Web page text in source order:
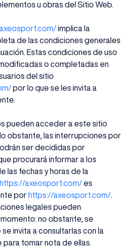
u obras del Sitio Web.
implica la
de las condiciones generales
Estas condiciones de uso
o completadas en
del sitio
por lo que se les invita a
pueden acceder a este sitio
obstante, las interrupciones por
ser decididas por
que procurará informar a los
las fechas y horas de la
https://axeosport.com/ es
por https://axeosport.com/
legales pueden
no obstante, se
invita a consultarlas con la
tomar nota de ellas.